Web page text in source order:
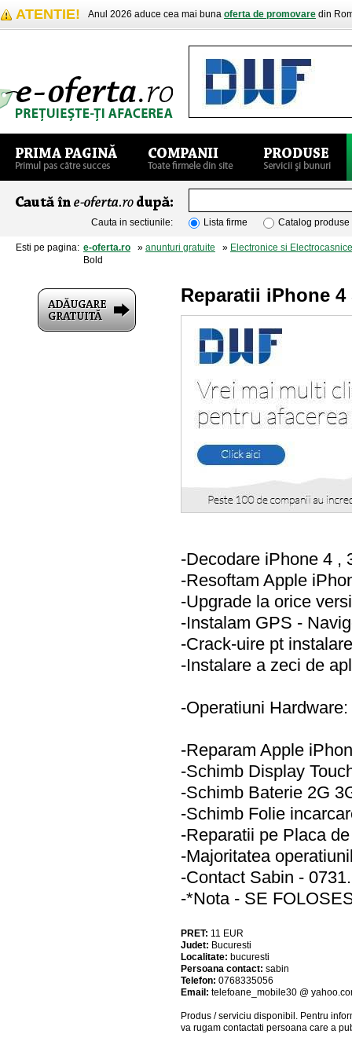
ATENTIE! Anul 2026 aduce cea mai buna oferta de promovare din
Cauta in sectiunile: Lista firme Catalog produse
Esti pe pagina: e-oferta.ro » anunturi gratuite » Electronice si Electrocasnice
Bold
Reparatii iPhone
-Decodare iPhone 4 ,
-Resoftam Apple
-Upgrade la orice
-Instalam GPS -
-Crack-uire pt
-Instalare a zeci de
-Operatiuni Hardware:
-Reparam Apple
-Schimb Display
-Schimb Baterie 2G
-Schimb Folie
-Reparatii pe Placa
-Majoritatea
-Contact Sabin -
-*Nota - SE
PRET: 11 EUR
Judet: Bucuresti
Localitate: bucuresti
Persoana contact: sabin
Telefon: 0768335056
Email: telefoane_mobile30 @
Produs / serviciu disponibil . Pentru
va rugam contactati persoana care a